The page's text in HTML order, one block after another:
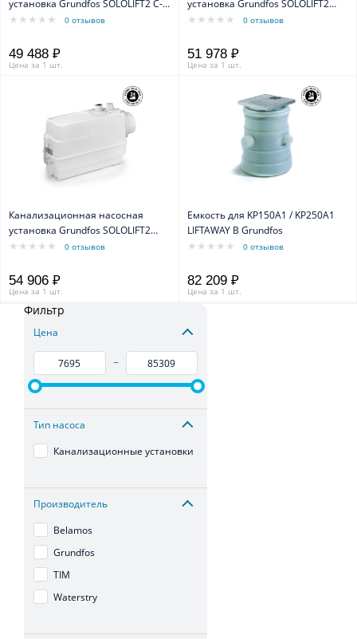
установка Grundfos SOLOLIFT2 C-3
0,64kW 1x230V 50Hz
0 отзывов
49 488 ₽
Цена за 1 шт.
установка Grundfos SOLOLIFT2
WC-3 0,62 kW 1x230V 50Hz
0 отзывов
51 978 ₽
Цена за 1 шт.
Канализационная насосная
установка Grundfos SOLOLIFT2
CWC-3 0,62 kW 1x230V 50Hz
0 отзывов
54 906 ₽
Цена за 1 шт.
Емкость для KP150A1 / KP250A1
LIFTAWAY В Grundfos
0 отзывов
82 209 ₽
Цена за 1 шт.
Фильтр
Цена
–
Тип насоса
Канализационные установки
Производитель
Belamos
Grundfos
TIM
Waterstry